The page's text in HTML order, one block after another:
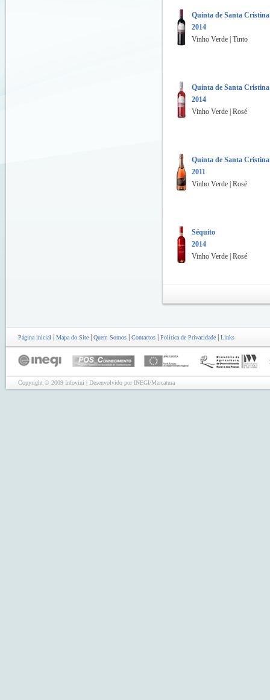
Quinta de Santa Cristina
2014
Vinho Verde | Tinto
Quinta de Santa Cristina
2014
Vinho Verde | Rosé
Quinta de Santa Cristina
2011
Vinho Verde | Rosé
Séquito
2014
Vinho Verde | Rosé
Página inicial Mapa do Site Quem Somos Contactos Política de Privacidade Links
Copyright © 2009 Infovini | Desenvolvido por INEGI/Mercatura